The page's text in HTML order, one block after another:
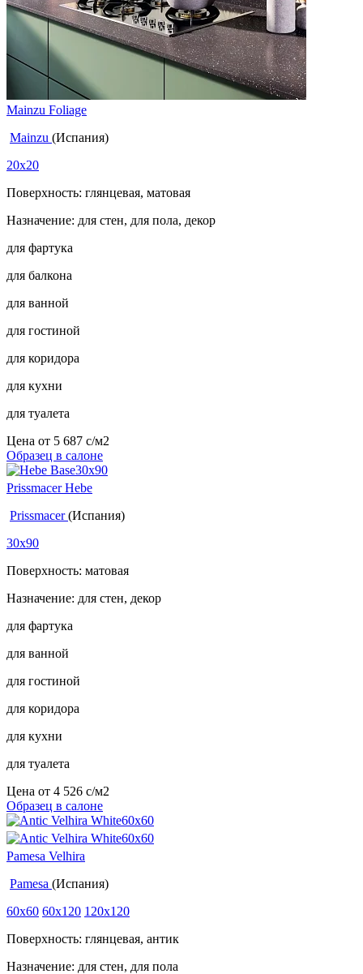
Mainzu Foliage
Mainzu (Испания)
20x20
Поверхность: глянцевая, матовая
Назначение: для стен, для пола, декор
для фартука
для балкона
для ванной
для гостиной
для коридора
для кухни
для туалета
Цена от 5 687 c/м2
Образец в салоне
Prissmacer Hebe
Prissmacer(Испания)
30x90
Поверхность: матовая
Назначение: для стен, декор
для фартука
для ванной
для гостиной
для коридора
для кухни
для туалета
Цена от 4 526 c/м2
Образец в салоне
Pamesa Velhira
Pamesa (Испания)
60x60 60x120 120x120
Поверхность: глянцевая, антик
Назначение: для стен, для пола